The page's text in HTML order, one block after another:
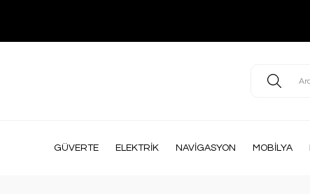
GÜVERTE ELEKTRİK NAVİGASYON MOBİLYA